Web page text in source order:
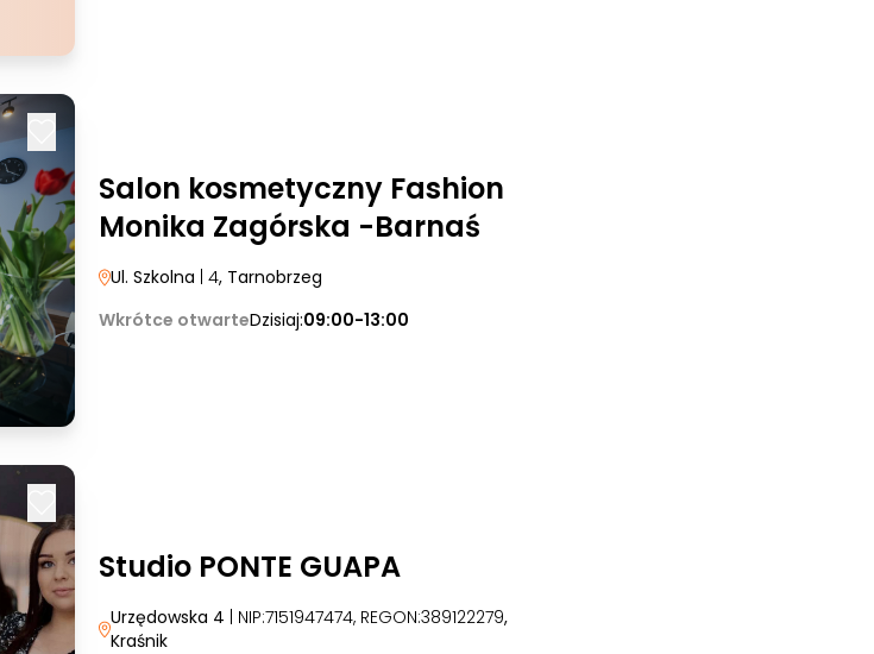
Salon kosmetyczny Fashion
Monika Zagórska -Barnaś
Ul. Szkolna | 4, Tarnobrzeg
Wkrótce otwarteDzisiaj:09:00-13:00
Studio PONTE GUAPA
Urzędowska 4 | NIP:7151947474, REGON:389122279,
Kraśnik